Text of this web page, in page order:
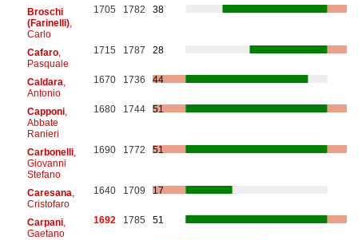
Broschi
(Farinelli),
Carlo
1705 1782 38
Cafaro,
Pasquale
1715 1787 28
Caldara
Antonio
1670 1736 44
Capponi,
Abbate
Ranieri
1680 1744 51
Carbonelli,
Giovanni
Stefano
1690 1772 51
Caresana
Cristofaro
1640 1709 17
Carpani,
Gaetano
1692 1785 51